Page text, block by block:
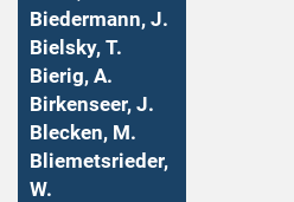
Biedermann, J.
Bielsky, T.
Bierig, A.
Birkenseer, J.
Blecken, M.
Bliemetsrieder,
W.